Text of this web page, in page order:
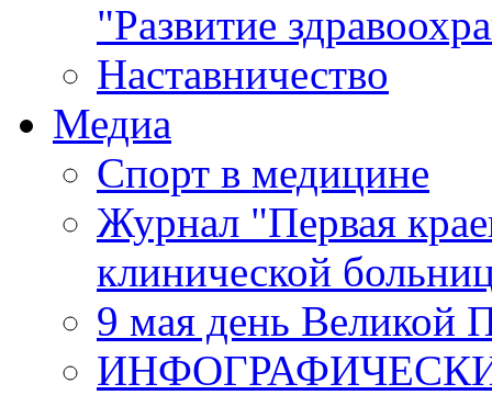
"Развитие
Наставничество
Медиа
Спорт в медицине
Журнал "Первая
клинической
9 мая день Великой